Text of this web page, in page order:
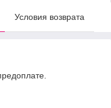
Условия возврата